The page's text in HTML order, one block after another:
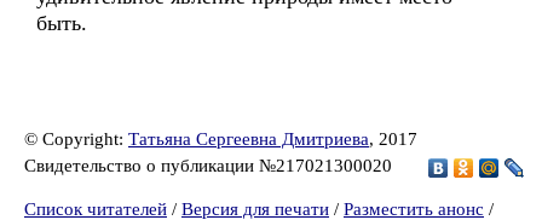
быть.
© Copyright: Татьяна Сергеевна Дмитриева, 2017
Свидетельство о публикации №217021300020
Список читателей / Версия для печати / Разместить анонс /